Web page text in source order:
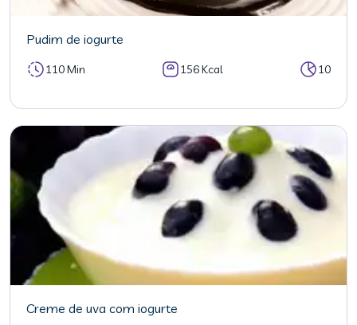
Pudim de iogurte
110 Min 156 Kcal 10
Creme de uva com iogurte